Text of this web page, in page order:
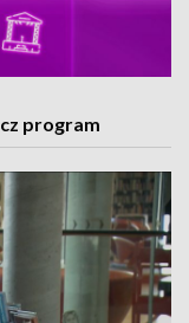
program